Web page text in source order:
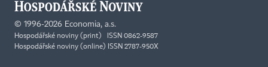
© 1996-2026 Economia, a.s.
Hospodářské noviny (print) ISSN 0862-9587
Hospodářské noviny (online) ISSN 2787-950X